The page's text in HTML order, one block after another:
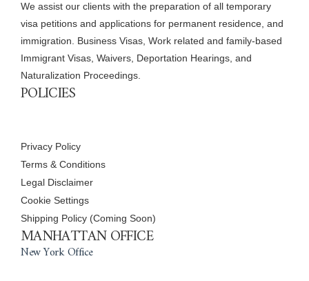
We assist our clients with the preparation of all temporary
visa petitions and applications for permanent residence, and
immigration. Business Visas, Work related and family-based
Immigrant Visas, Waivers, Deportation Hearings, and
Naturalization Proceedings.
POLICIES
Privacy Policy
Terms & Conditions
Legal Disclaimer
Cookie Settings
Shipping Policy (Coming Soon)
MANHATTAN OFFICE
New York Office